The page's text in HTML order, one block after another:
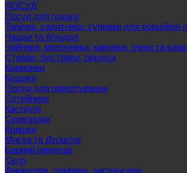
ПОСУД
Посуд для подачі
Тарілки, салатники, супники для порційної
Чашки та блюдця
Чайники, молочники, кавники, глеки та
Страви, підставки, підноси
Креманки
Кошики
Посуд для приготування
Сотейники
Каструлі
Сковороди
Кришки
Миска та Дуршлаг
Барний інвентар
Скло
Декантери, графини, диспенсери